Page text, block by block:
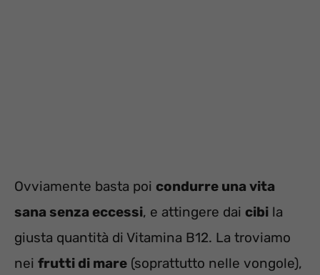
Ovviamente basta poi condurre una vita
sana senza eccessi, e attingere dai cibi la
giusta quantità di Vitamina B12. La troviamo
nei frutti di mare (soprattutto nelle vongole),